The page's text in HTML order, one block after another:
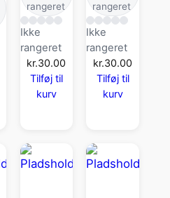
rangeret
Ikke
rangeret
kr.30.00
Tilføj til
kurv
rangeret
Ikke
rangeret
kr.30.00
Tilføj til
kurv